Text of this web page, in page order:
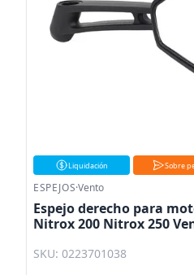
Liquidación Sobre
ESPEJOS·Vento
Espejo derecho para
Nitrox 200 Nitrox 250
SKU: 0223701038